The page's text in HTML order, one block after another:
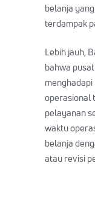
belanja
terdampak
Lebih jauh,
bahwa
operasional
pelayanan
waktu
belanja
atau revisi